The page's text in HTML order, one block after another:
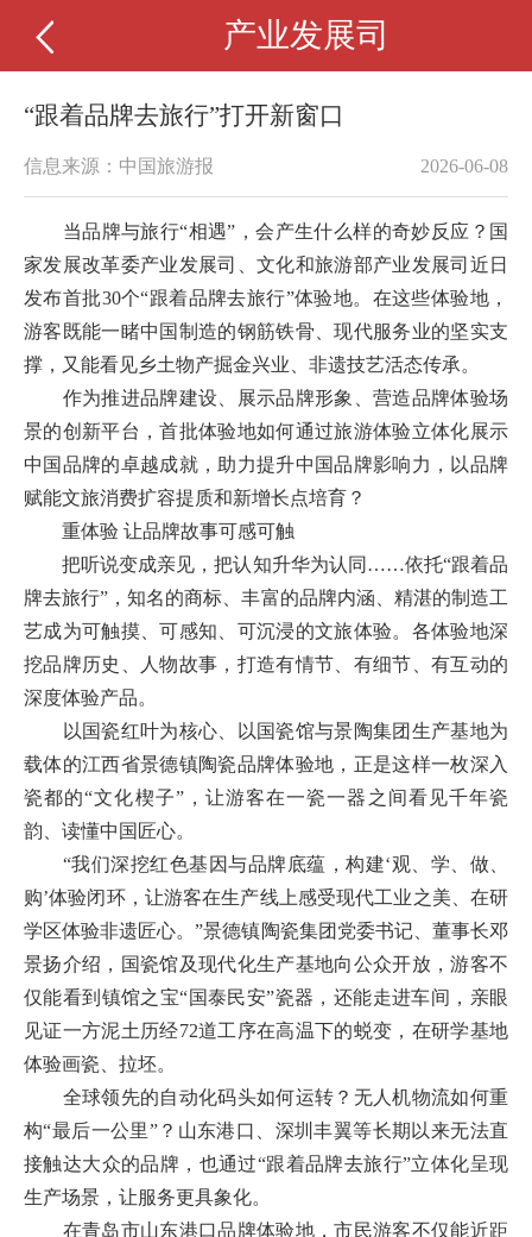
产业发展司
“跟着品牌去旅行”打开新窗口
信息来源：中国旅游报 2026-06-08
当品牌与旅行“相遇”，会产生什么样的奇妙反应？国
家发展改革委产业发展司、文化和旅游部产业发展司近日
发布首批30个“跟着品牌去旅行”体验地。在这些体验地，
游客既能一睹中国制造的钢筋铁骨、现代服务业的坚实支
撑，又能看见乡土物产掘金兴业、非遗技艺活态传承。
作为推进品牌建设、展示品牌形象、营造品牌体验场
景的创新平台，首批体验地如何通过旅游体验立体化展示
中国品牌的卓越成就，助力提升中国品牌影响力，以品牌
赋能文旅消费扩容提质和新增长点培育？
重体验 让品牌故事可感可触
把听说变成亲见，把认知升华为认同……依托“跟着品
牌去旅行”，知名的商标、丰富的品牌内涵、精湛的制造工
艺成为可触摸、可感知、可沉浸的文旅体验。各体验地深
挖品牌历史、人物故事，打造有情节、有细节、有互动的
深度体验产品。
以国瓷红叶为核心、以国瓷馆与景陶集团生产基地为
载体的江西省景德镇陶瓷品牌体验地，正是这样一枚深入
瓷都的“文化楔子”，让游客在一瓷一器之间看见千年瓷
韵、读懂中国匠心。
“我们深挖红色基因与品牌底蕴，构建‘观、学、做、
购’体验闭环，让游客在生产线上感受现代工业之美、在研
学区体验非遗匠心。”景德镇陶瓷集团党委书记、董事长邓
景扬介绍，国瓷馆及现代化生产基地向公众开放，游客不
仅能看到镇馆之宝“国泰民安”瓷器，还能走进车间，亲眼
见证一方泥土历经72道工序在高温下的蜕变，在研学基地
体验画瓷、拉坯。
全球领先的自动化码头如何运转？无人机物流如何重
构“最后一公里”？山东港口、深圳丰翼等长期以来无法直
接触达大众的品牌，也通过“跟着品牌去旅行”立体化呈现
生产场景，让服务更具象化。
在青岛市山东港口品牌体验地，市民游客不仅能近距